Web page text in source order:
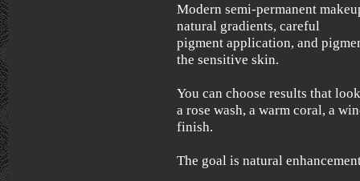
Modern semi-permanent
natural gradients, careful
pigment application, and
the sensitive skin.
You can choose results that
a rose wash, a warm coral, a
finish.
The goal is natural